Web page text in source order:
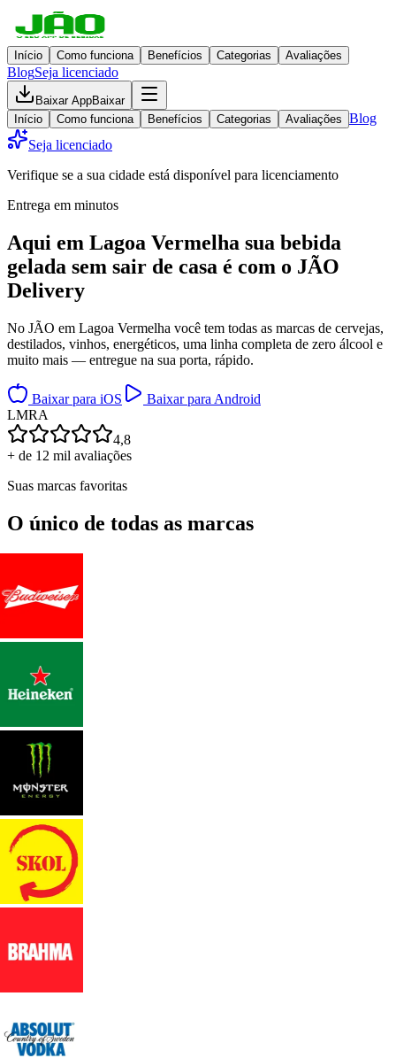
Início Como funciona Benefícios Categorias Avaliações
BlogSeja licenciado
Baixar AppBaixar
Início
Como funciona Benefícios Categorias Avaliações Blog
Seja licenciado
Verifique se a sua cidade está disponível para licenciamento
Entrega em minutos
Aqui em Lagoa Vermelha sua bebida
gelada sem sair de casa é com o JÃO
Delivery
No JÃO em Lagoa Vermelha você tem todas as marcas de cervejas,
destilados, vinhos, energéticos, uma linha completa de zero álcool e
muito mais — entregue na sua porta, rápido.
Baixar para iOS
Baixar para Android
LMRA
4,8
+ de 12 mil avaliações
Suas marcas favoritas
O único de todas as marcas